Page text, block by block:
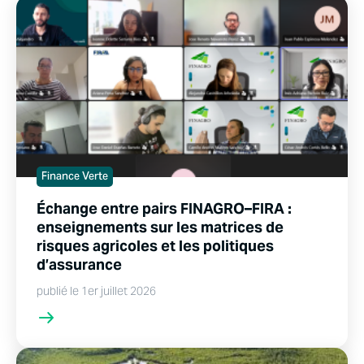
Finance Verte
Échange entre pairs FINAGRO–FIRA :
enseignements sur les matrices de
risques agricoles et les politiques
d’assurance
publié le 1er juillet 2026